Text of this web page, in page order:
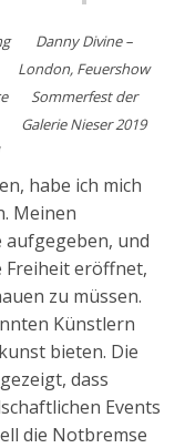
Danny Divine –
London, Feuershow
Sommerfest der
Galerie Nieser 2019
habe ich mich
Meinen
und
Freiheit eröffnet,
zu müssen.
Künstlern
bieten. Die
dass
Events
die Notbremse